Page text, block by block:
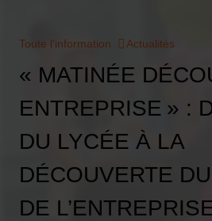
Toute l'information Actualités
« MATINÉE
ENTREPRISE » :
DU LYCÉE À LA
DÉCOUVERTE
DE